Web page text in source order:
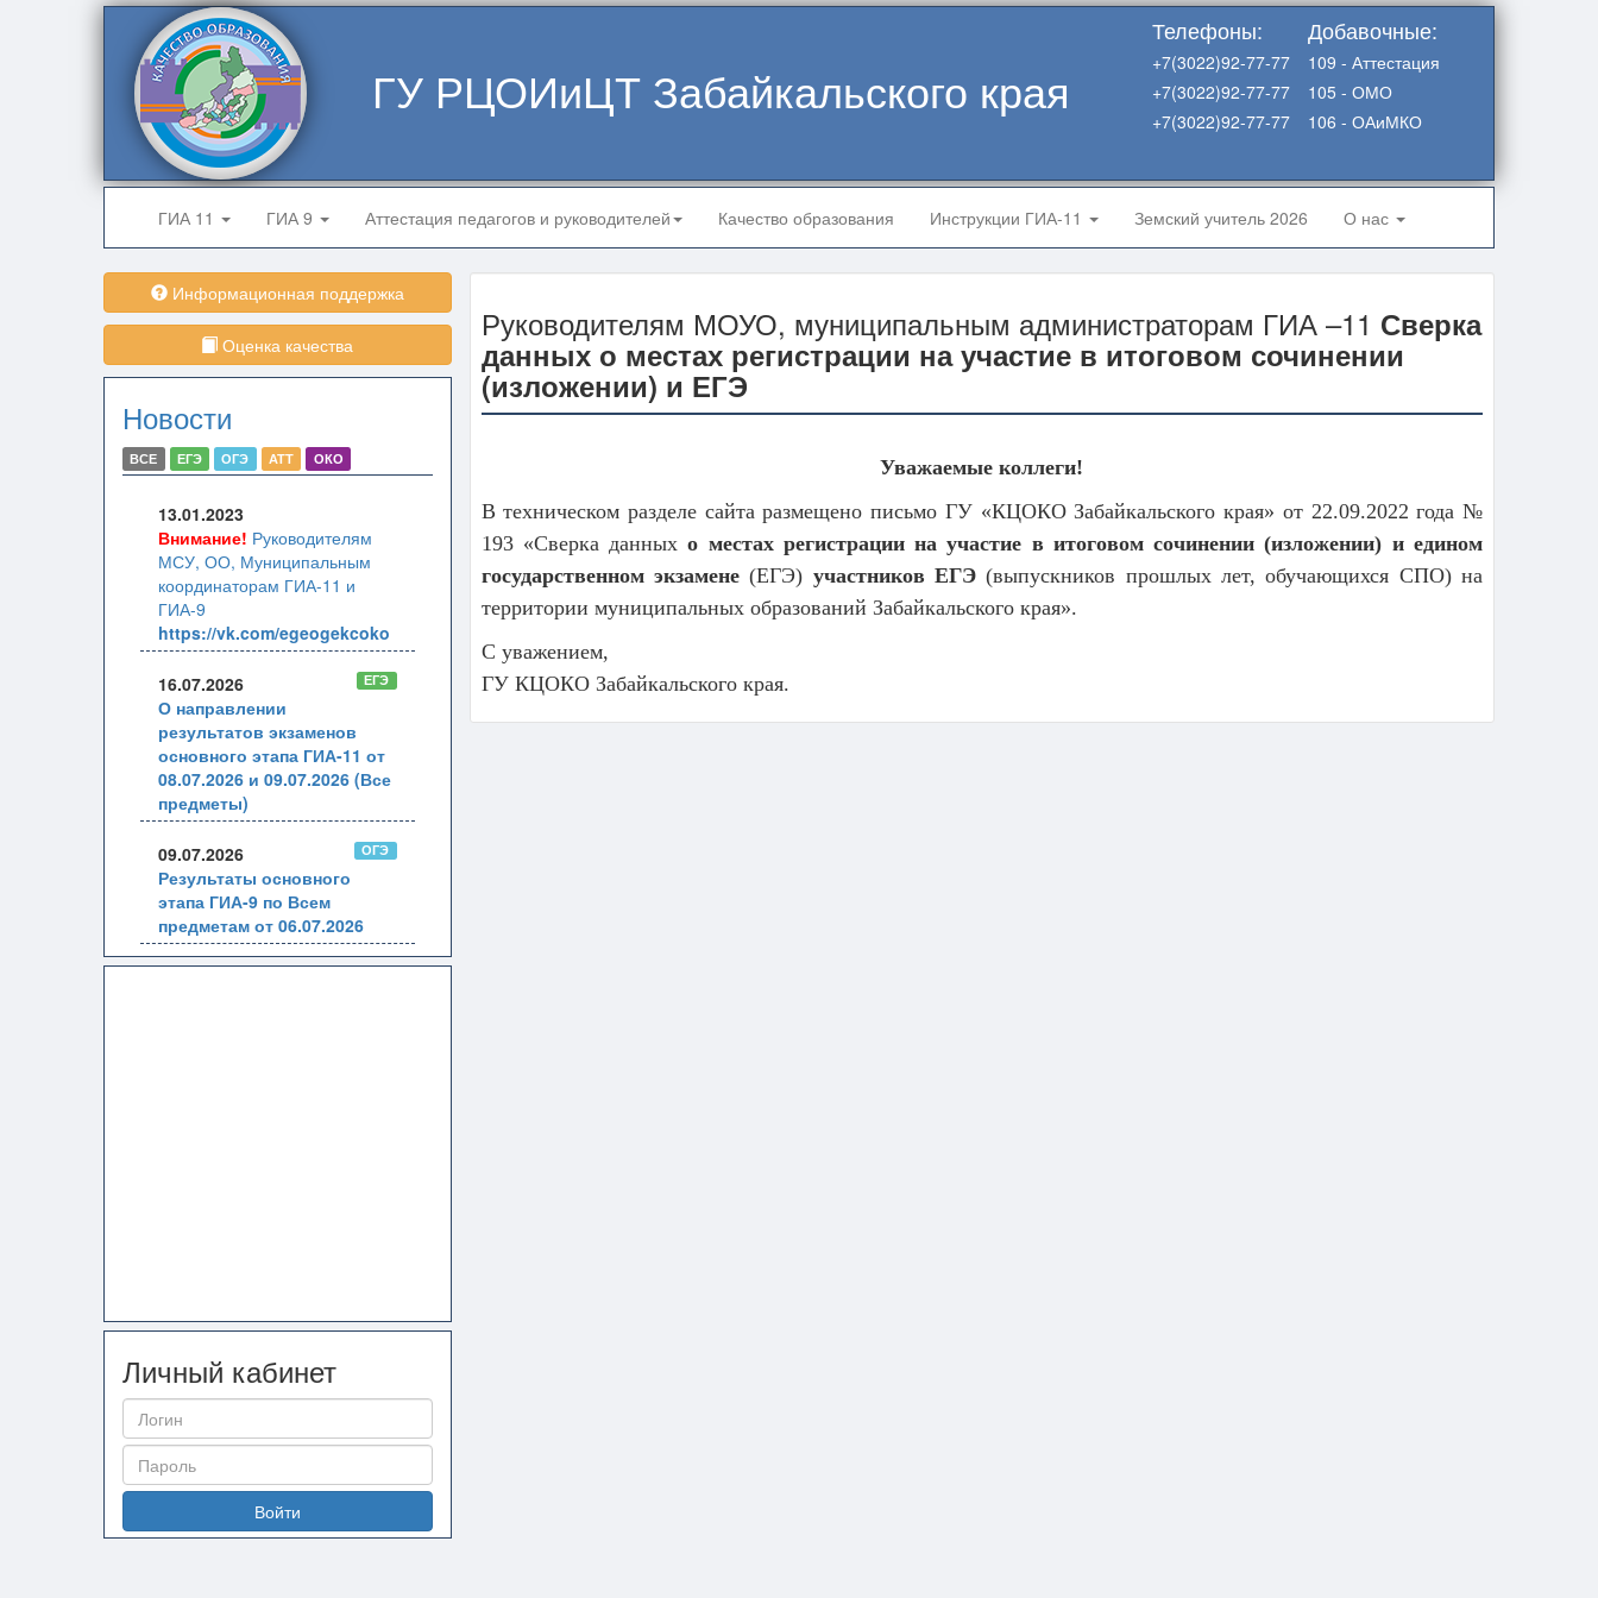
ГУ РЦОИиЦТ Забайкальского края
Добавочные:
109 - Аттестация
105 - ОМО
106 - ОАиМКО
Телефоны:
+7(3022)92-77-77
+7(3022)92-77-77
+7(3022)92-77-77
ГИА 11 ГИА 9 Аттестация педагогов и руководителей Качество образования Инструкции ГИА-11 Земский учитель 2026 О нас
Информационная поддержка
Оценка качества
Новости
ВСЕ ЕГЭ ОГЭ АТТ ОКО
13.01.2023
Внимание! Руководителям
МСУ, ОО, Муниципальным
координаторам ГИА-11 и
ГИА-9
https://vk.com/egeogekcoko
16.07.2026 ЕГЭ
О направлении
результатов экзаменов
основного этапа ГИА-11 от
08.07.2026 и 09.07.2026 (Все
предметы)
09.07.2026 ОГЭ
Результаты основного
этапа ГИА-9 по Всем
предметам от 06.07.2026
Личный кабинет
Войти
Руководителям МОУО, муниципальным администраторам ГИА –11 Сверка
данных о местах регистрации на участие в итоговом сочинении
(изложении) и ЕГЭ
Уважаемые коллеги!
В техническом разделе сайта размещено письмо ГУ «КЦОКО Забайкальского края» от 22.09.2022 года №
193 «Сверка данныхо местах регистрации на участие в итоговом сочинении (изложении) и едином
государственном экзамене(ЕГЭ) участников ЕГЭ(выпускников прошлых лет, обучающихся СПО) на
территории муниципальных образований Забайкальского края».
С уважением,
ГУ КЦОКО Забайкальского края.